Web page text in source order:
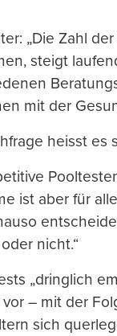
„Die Zahl
steigt
mit der
heisst es
ist aber für
nicht.“
„dringlich
– mit der
sich